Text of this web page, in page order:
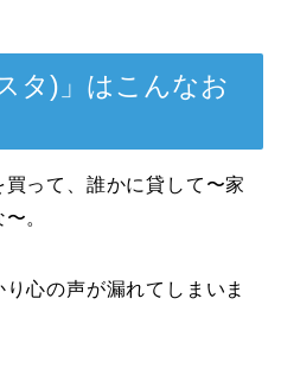
タ)」はこんなお
って、誰かに貸して〜家
。
心の声が漏れてしまいま